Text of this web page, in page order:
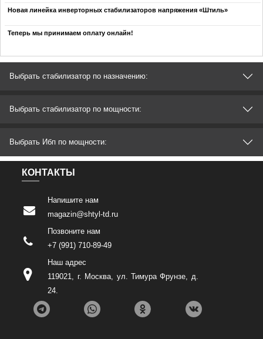
Новая линейка инверторных стабилизаторов напряжения «Штиль»
Теперь мы принимаем оплату онлайн!
Выбрать стабилизатор по назначению:
Выбрать стабилизатор по мощности:
Выбрать Ибп по мощности:
КОНТАКТЫ
Напишите нам
magazin@shtyl-td.ru
Позвоните нам
+7 (991) 710-89-49
Наш адрес
119021, г. Москва, ул. Тимура Фрунзе, д.
24.